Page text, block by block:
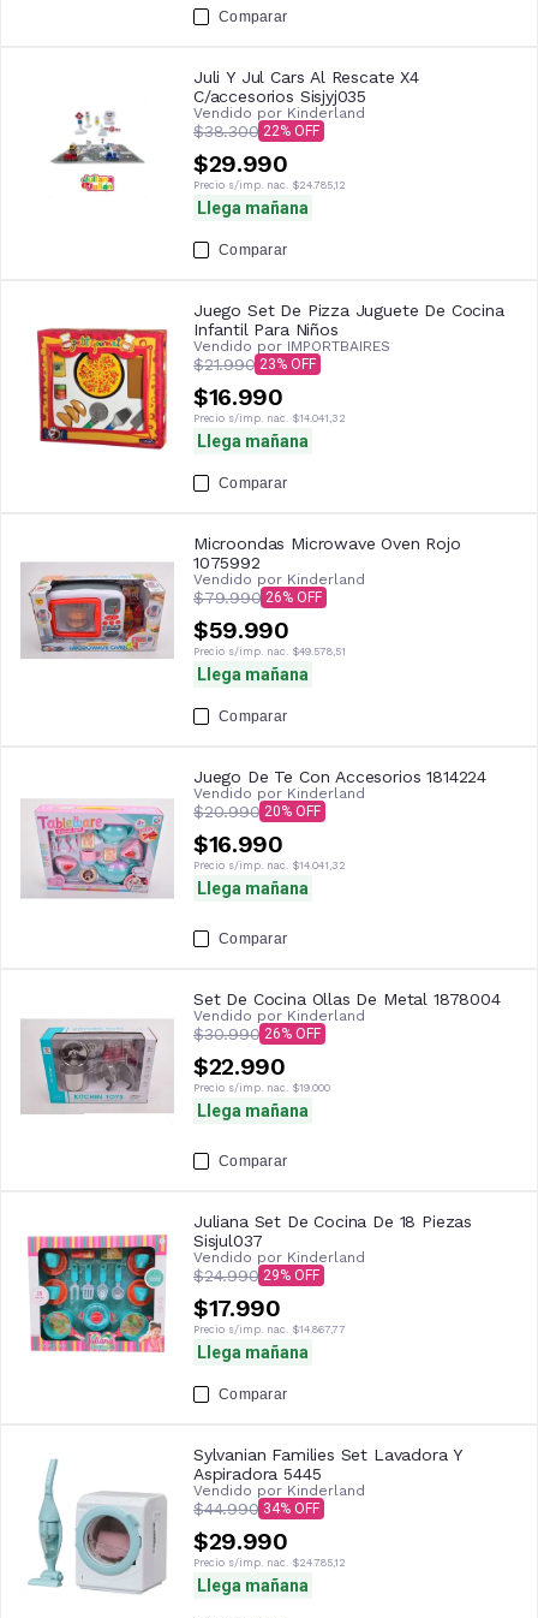
Comparar
Juli Y Jul Cars Al Rescate X4
C/accesorios Sisjyj035
Vendido por Kinderland
$38.300 22
$29.990
Precio s/imp. nac. $24.785,12
Llega mañana
Comparar
Juego Set De Pizza Juguete De Cocina
Infantil Para Niños
Vendido por IMPORTBAIRES
$21.990 23
$16.990
Precio s/imp. nac. $14.041,32
Llega mañana
Comparar
Microondas Microwave Oven Rojo
1075992
Vendido por Kinderland
$79.990 26
$59.990
Precio s/imp. nac. $49.578,51
Llega mañana
Comparar
Juego De Te Con Accesorios 1814224
Vendido por Kinderland
$20.990 20
$16.990
Precio s/imp. nac. $14.041,32
Llega mañana
Comparar
Set De Cocina Ollas De Metal 1878004
Vendido por Kinderland
$30.990 26
$22.990
Precio s/imp. nac. $19.000
Llega mañana
Comparar
Juliana Set De Cocina De 18 Piezas
Sisjul037
Vendido por Kinderland
$24.990 29
$17.990
Precio s/imp. nac. $14.867,77
Llega mañana
Comparar
Sylvanian Families Set Lavadora Y
Aspiradora 5445
Vendido por Kinderland
$44.990 34
$29.990
Precio s/imp. nac. $24.785,12
Llega mañana